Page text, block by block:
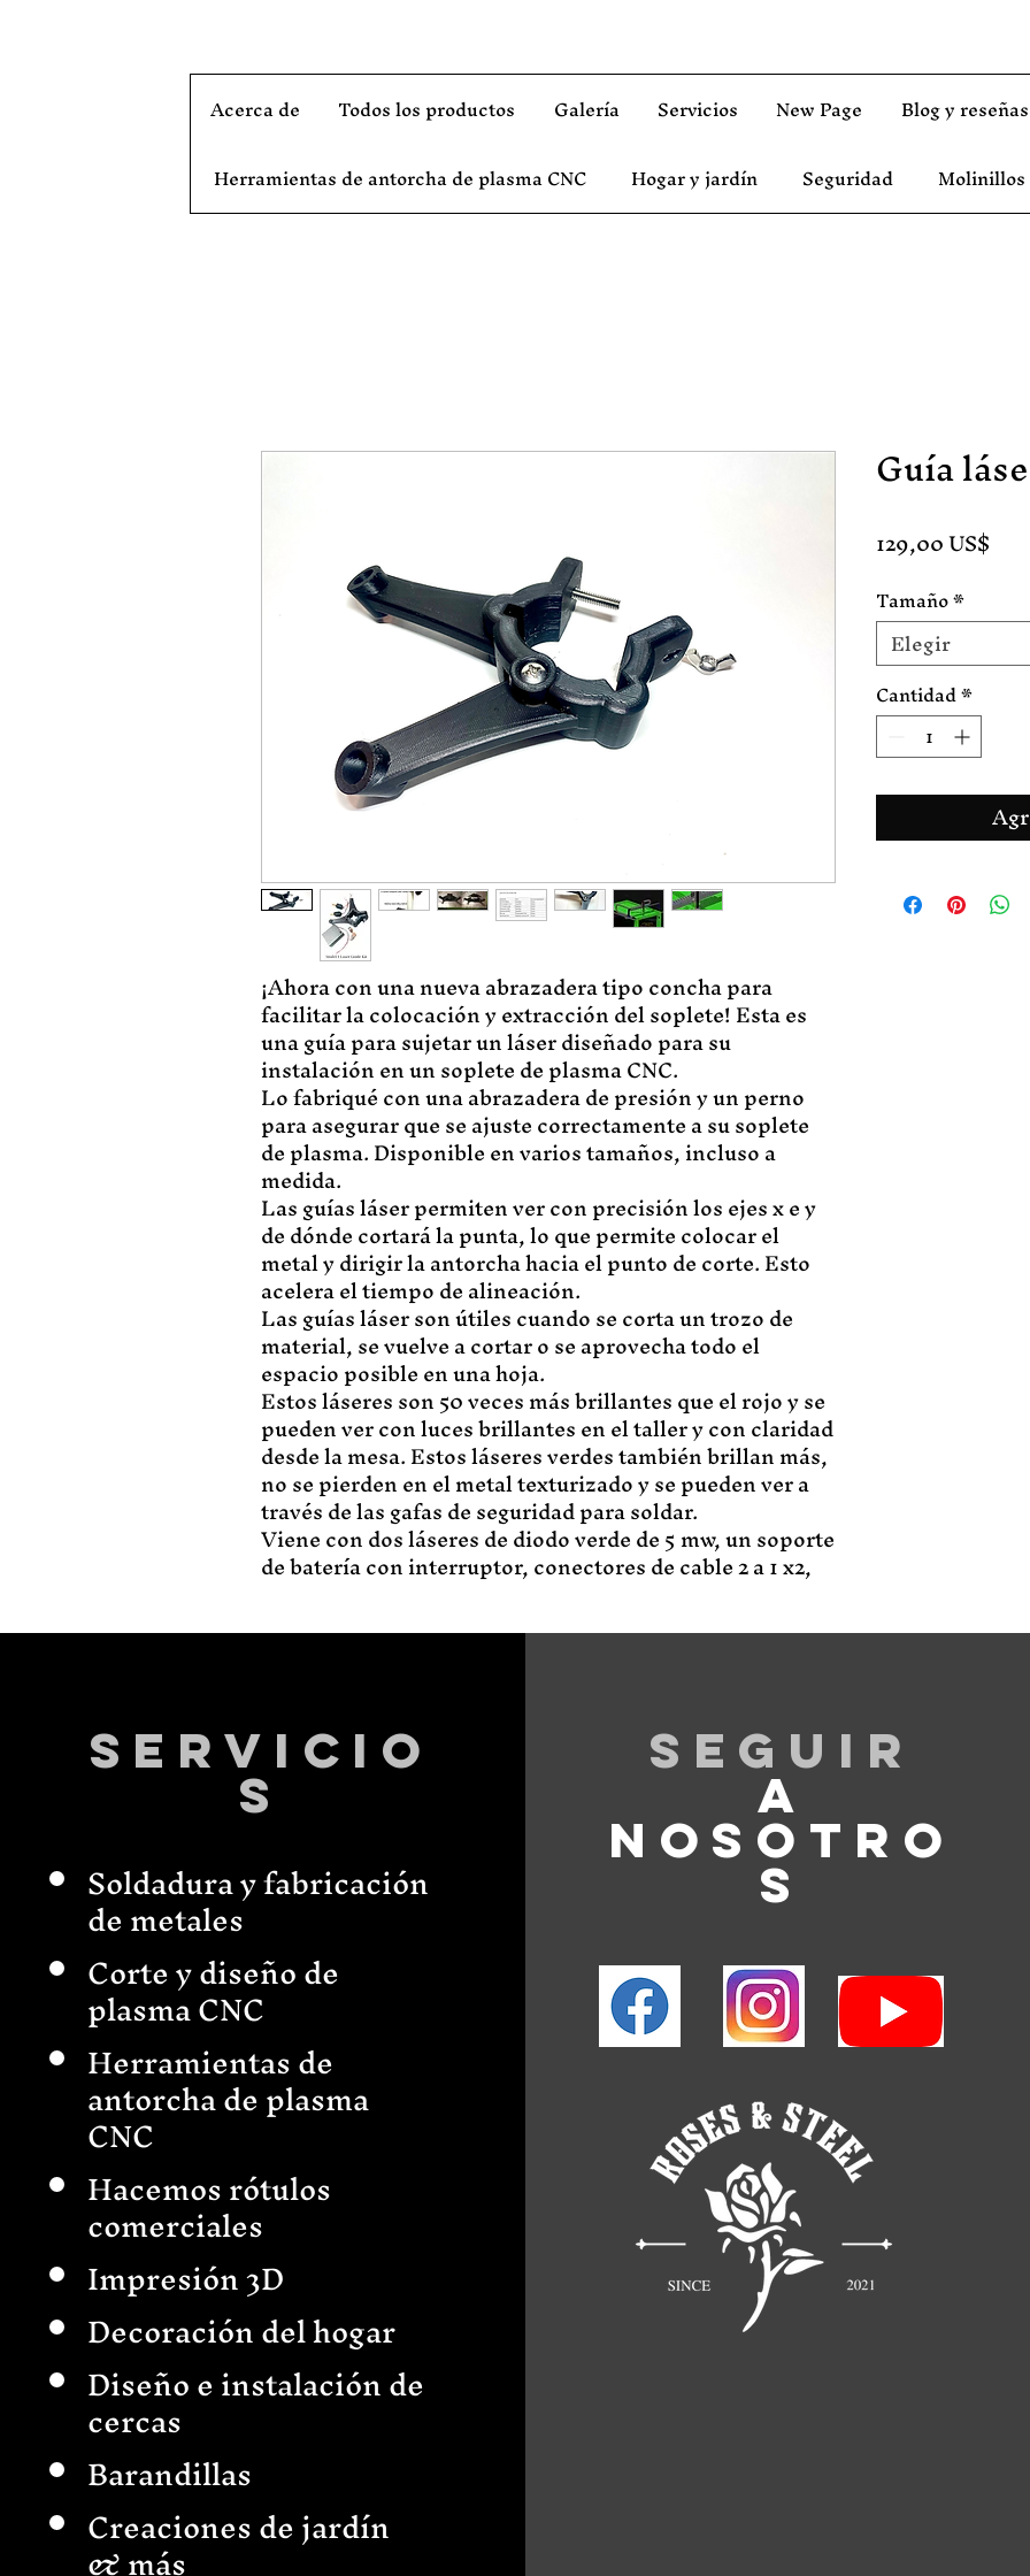
Acerca de Todos los productos Galería Servicios New Page Blog y reseñas
Herramientas de antorcha de plasma CNC
Hogar y jardín Seguridad
¡Ahora con una nueva abrazadera tipo concha para
facilitar la colocación y extracción del soplete! Esta es
una guía para sujetar un láser diseñado para su
instalación en un soplete de plasma CNC.
Lo fabriqué con una abrazadera de presión y un perno
para asegurar que se ajuste correctamente a su soplete
de plasma. Disponible en varios tamaños, incluso a
medida.
Las guías láser permiten ver con precisión los ejes x e y
de dónde cortará la punta, lo que permite colocar el
metal y dirigir la antorcha hacia el punto de corte. Esto
acelera el tiempo de alineación.
Las guías láser son útiles cuando se corta un trozo de
material, se vuelve a cortar o se aprovecha todo el
espacio posible en una hoja.
Estos láseres son 50 veces más brillantes que el rojo y se
pueden ver con luces brillantes en el taller y con claridad
desde la mesa. Estos láseres verdes también brillan más,
no se pierden en el metal texturizado y se pueden ver a
través de las gafas de seguridad para soldar.
Viene con dos láseres de diodo verde de 5 mw, un soporte
de batería con interruptor, conectores de cable 2 a 1 x2,
Guía
129,00 US$
Tamaño*
Elegir
Cantidad*
Servicio
s
Soldadura y fabricación
de metales
Corte y diseño de
plasma CNC
Herramientas de
antorcha de plasma
CNC
Hacemos rótulos
comerciales
Impresión 3D
Decoración del hogar
Diseño e instalación de
cercas
Barandillas
Creaciones de jardín
Seguir
A
NOSOTRO
S